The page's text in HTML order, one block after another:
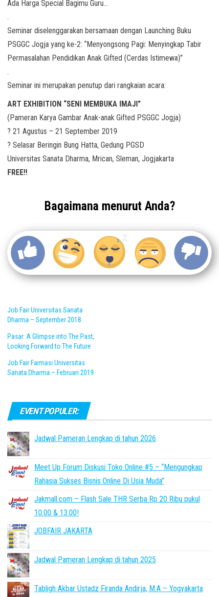
Ada Harga Special Bagimu Guru…
.
Seminar diselenggarakan bersamaan dengan Launching Buku
PSGGC Jogja yang ke-2: “Menyongsong Pagi: Menyingkap Tabir
Permasalahan Pendidikan Anak Gifted (Cerdas Istimewa)”
.
Seminar ini merupakan penutup dari rangkaian acara:
ART EXHIBITION “SENI MEMBUKA IMAJI”
(Pameran Karya Gambar Anak-anak Gifted PSGGC Jogja)
? 21 Agustus – 21 September 2019
? Selasar Beringin Bung Hatta, Gedung PGSD
Universitas Sanata Dharma, Mrican, Sleman, Jogjakarta
FREE!!
Bagaimana menurut Anda?
Job Fair Universitas Sanata
Dharma – September 2018
Pasar: A Glimpse into The Past,
Looking Forward to The Future
Job Fair Farmasi Universitas
Sanata Dharma – Februari 2019
EVENT POPULER:
Jadwal Pameran Lengkap di tahun 2026
Meet Up Forum Diskusi Toko Online #5 – “Mengungkap
Rahasia Sukses Bisnis Online Di Usia Muda”
Jakmall.com – Flash Sale THR Serba Rp 20 Ribu pukul
10.00 & 13.00!
JOBFAIR JAKARTA
Jadwal Pameran Lengkap di tahun 2025
Tabligh Akbar Ustadz Firanda Andirja, M.A – Yogyakarta